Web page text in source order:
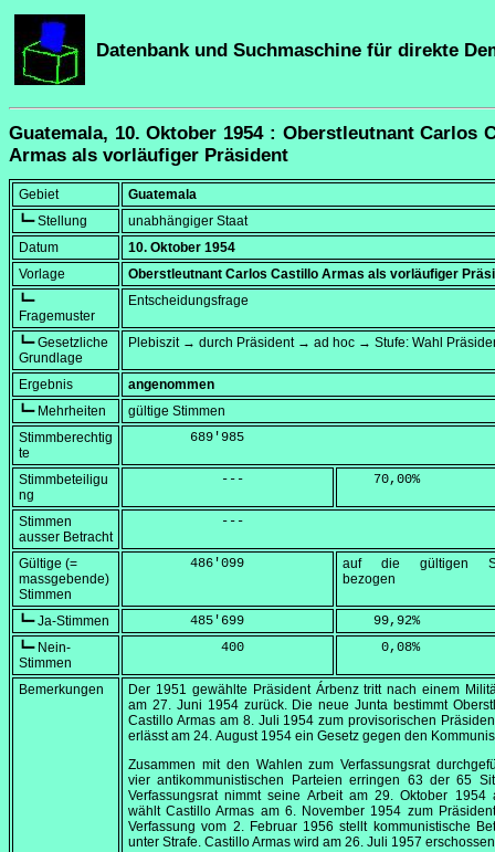
Datenbank und Suchmaschine für direkte
Guatemala, 10. Oktober 1954 : Oberstleutnant Carlos
Armas als vorläufiger Präsident
Gebiet
Guatemala
┗━ Stellung
unabhängiger Staat
Datum
10. Oktober 1954
Vorlage
Oberstleutnant Carlos Castillo Armas als vorläufiger
┗━
Fragemuster
Entscheidungsfrage
┗━ Gesetzliche
Grundlage
Plebiszit → durch Präsident → ad hoc → Stufe: Wahl
Ergebnis
angenommen
┗━ Mehrheiten
gültige Stimmen
Stimmberechtig
te
        689'985
Stimmbeteiligu
ng
            ---
    70,00
%
Stimmen
ausser Betracht
            ---
Gültige (=
massgebende)
Stimmen
        486'099
auf die gültigen
bezogen
┗━ Ja-Stimmen
        485'699
    99,92
%
┗━ Nein-
Stimmen
            400
     0,08
%
Bemerkungen
Der 1951 gewählte Präsident Árbenz tritt nach einem
am 27. Juni 1954zurück. Die neue Junta bestimmt
Castillo Armas am 8. Juli 1954 zum provisorischen
erlässt am 24. August 1954 ein Gesetz gegen den
Zusammen mit den Wahlen zum Verfassungsrat
vier antikommunistischen Parteien erringen 63 der 65
Verfassungsrat nimmt seine Arbeit am29. Oktober 1954
wählt Castillo Armas am 6. November 1954 zum
Verfassung vom 2. Februar 1956 stellt kommunistische
unter Strafe. Castillo Armas wird am 26. Juli 1957